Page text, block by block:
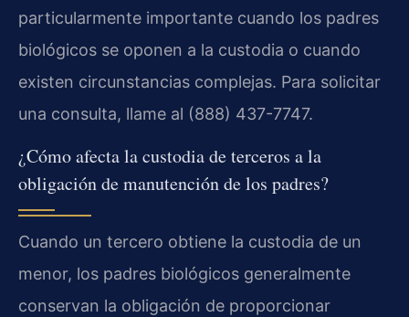
particularmente importante cuando los padres
biológicos se oponen a la custodia o cuando
existen circunstancias complejas. Para solicitar
una consulta, llame al (888) 437-7747.
¿Cómo afecta la custodia de terceros a la
obligación de manutención de los padres?
Cuando un tercero obtiene la custodia de un
menor, los padres biológicos generalmente
conservan la obligación de proporcionar